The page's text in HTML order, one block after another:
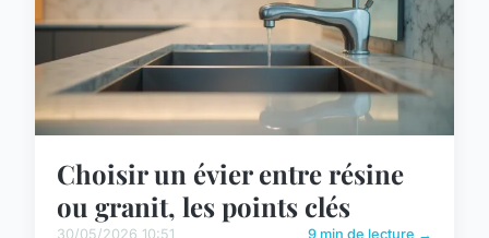
Choisir un évier entre résine
ou granit, les points clés
30/05/2026 10:51 9 min de lecture →